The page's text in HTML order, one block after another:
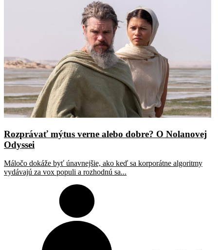
Rozprávať mýtus verne alebo dobre? O Nolanovej
Odyssei
Máločo dokáže byť únavnejšie, ako keď sa korporátne algoritmy
vydávajú za vox populi a rozhodnú sa...